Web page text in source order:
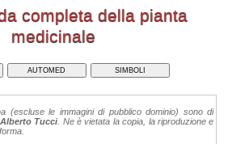
completa della pianta
medicinale
AUTOMED SIMBOLI
(escluse le immagini di pubblico dominio) sono di
Alberto Tucci . Ne è vietata la copia, la riproduzione e